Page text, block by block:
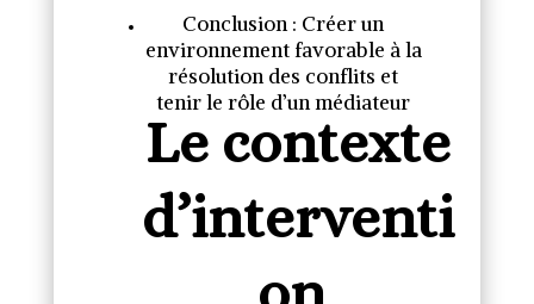
Conclusion : Créer un
environnement favorable à la
résolution des conflits et
tenir le rôle d’un médiateur
Le contexte
d’interventi